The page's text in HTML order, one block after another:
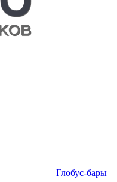
Глобус-бары